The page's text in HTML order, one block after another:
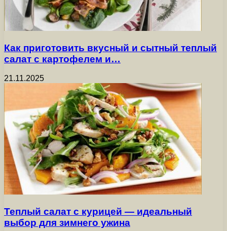
Как приготовить вкусный и сытный теплый
салат с картофелем и…
21.11.2025
Теплый салат с курицей — идеальный
выбор для зимнего ужина